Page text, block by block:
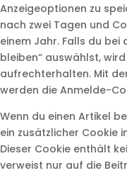
Anzeigeoptionen zu
nach zwei Tagen und
einem Jahr. Falls du bei
bleiben“ auswählst,
aufrechterhalten. Mit
werden die Anmelde-
Wenn du einen Artikel
ein zusätzlicher Cookie
Dieser Cookie enthält
verweist nur auf die